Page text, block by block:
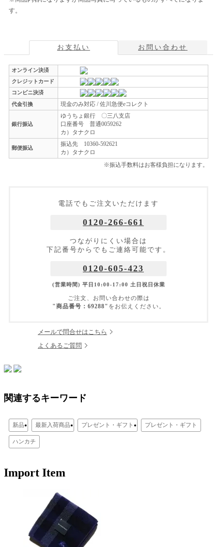
す。
お支払い お問い合わせ
オンライン決済
クレジットカード
コンビニ決済
代金引換
現金のみ対応 / 佐川急便eコレクト
銀行振込
ゆうちょ銀行 〇三八支店
口座番号 普通0059262
カ）タナクロ
郵便振込
振込先 10360-592621
カ）タナクロ
※振込手数料はお客様負担になります。
電話でもご注文いただけます
0120-266-661
つながりにくい場合は
下記番号からでもご連絡可能です。
0120-605-423
(営業時間) 平日10:00-17:00 土日祝日休業
ご注文、お問い合わせの際は
"商品番号：69288" をお伝えください。
メールで問合せはこちら
よくあるご質問
関連するキーワード
新品 最新入荷商品 プレゼント・ギフト プレゼント・ギフト
ハンカチ
Import Item